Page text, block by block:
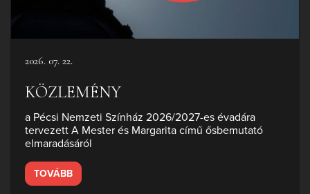
2026. 07. 22.
KÖZLEMÉNY
a Pécsi Nemzeti Színház 2026/2027-es évadára
tervezett A Mester és Margarita című ősbemutató
elmaradásáról
TOVÁBB